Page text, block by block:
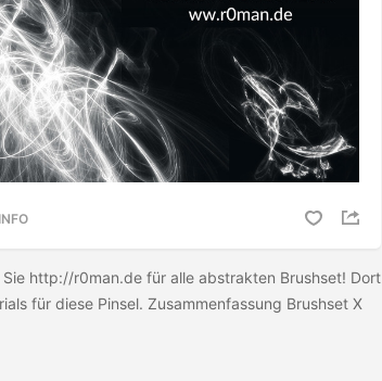
http://r0man.de für alle abstrakten Brushset! Dort
für diese Pinsel. Zusammenfassung Brushset X